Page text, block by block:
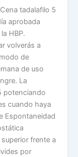
tadalafilo 5
aprobada
HBP.
volverás a
de
de uso
La
potenciando
cuando haya
Espontaneidad
frente a
por